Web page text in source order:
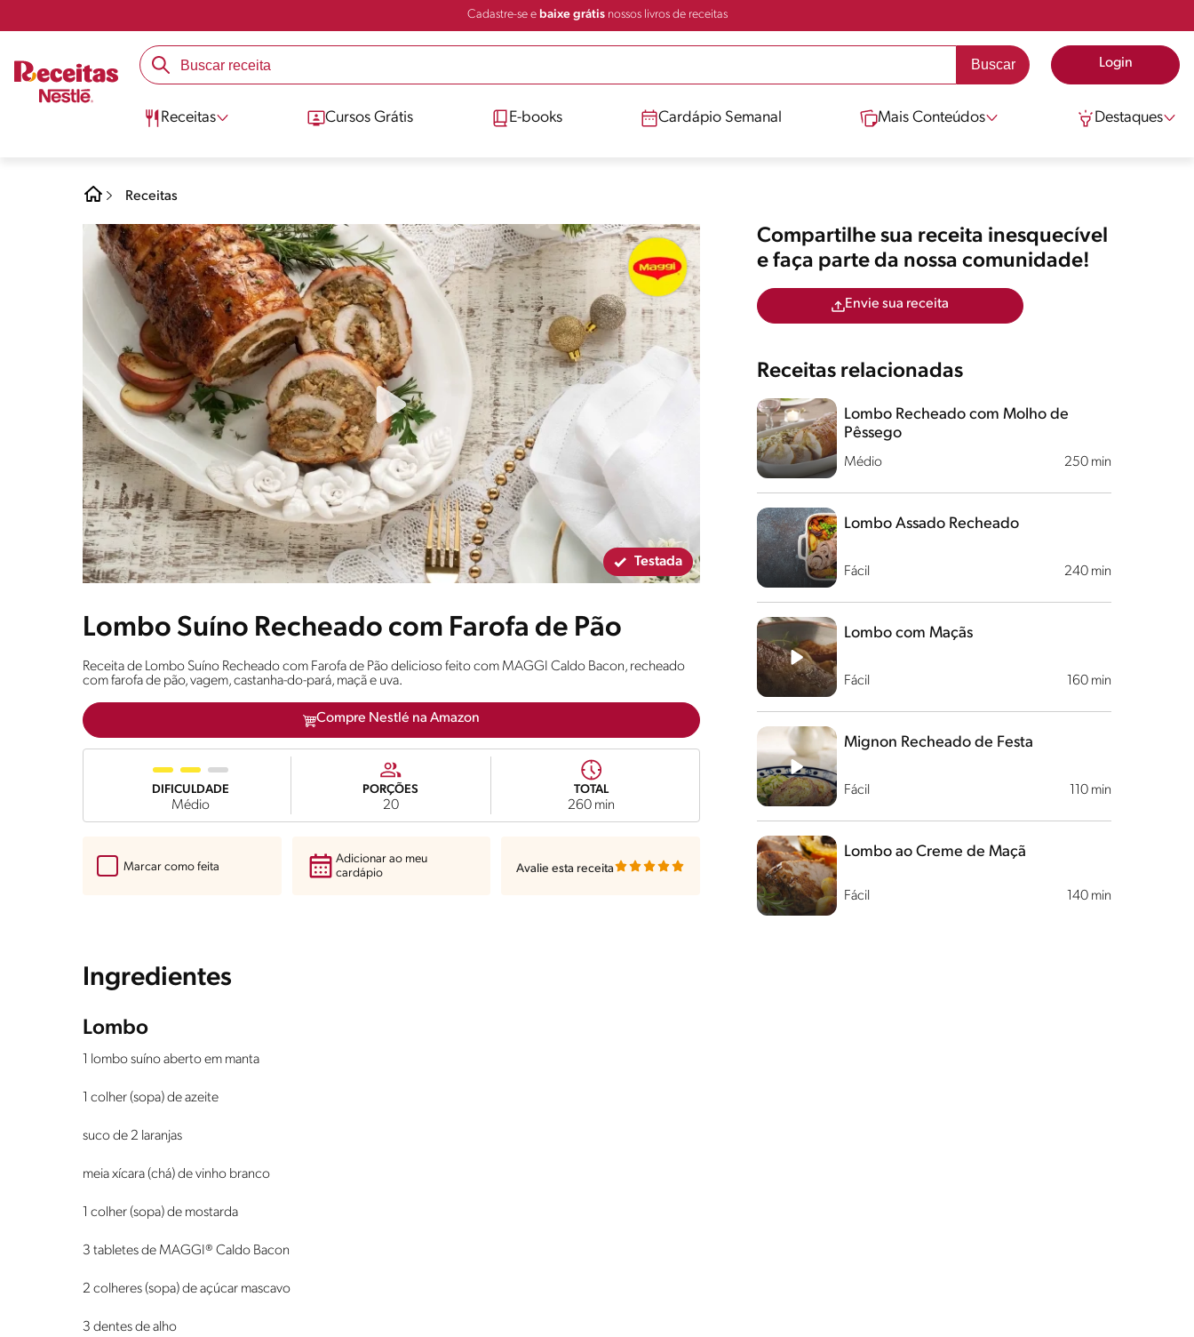
Cadastre-se e baixe grátisnossos livros de receitas
Login
Receitas Cursos Grátis E-books Cardápio Semanal Mais Conteúdos Destaques
Receitas
Testada
Lombo Suíno Recheado com Farofa de Pão
Receita de Lombo Suíno Recheado com Farofa de Pão delicioso feito com MAGGI Caldo Bacon, recheado
com farofa de pão, vagem, castanha-do-pará, maçã e uva.
Compre Nestlé na Amazon
DIFICULDADE
Médio
PORÇÕES
20
TOTAL
260 min
Marcar como feita
Adicionar ao meu
cardápio
Avalie esta receita
Ingredientes
Lombo
1 lombo suíno aberto em manta
1 colher (sopa) de azeite
suco de 2 laranjas
meia xícara (chá) de vinho branco
1 colher (sopa) de mostarda
3 tabletes de MAGGI® Caldo Bacon
2 colheres (sopa) de açúcar mascavo
3 dentes de alho
Compartilhe sua receita inesquecível
e faça parte da nossa comunidade!
Envie sua receita
Receitas relacionadas
Médio 250 min
Lombo Recheado com Molho de
Pêssego
Fácil 240 min
Lombo Assado Recheado
Fácil 160 min
Lombo com Maçãs
Fácil 110 min
Mignon Recheado de Festa
Fácil 140 min
Lombo ao Creme de Maçã